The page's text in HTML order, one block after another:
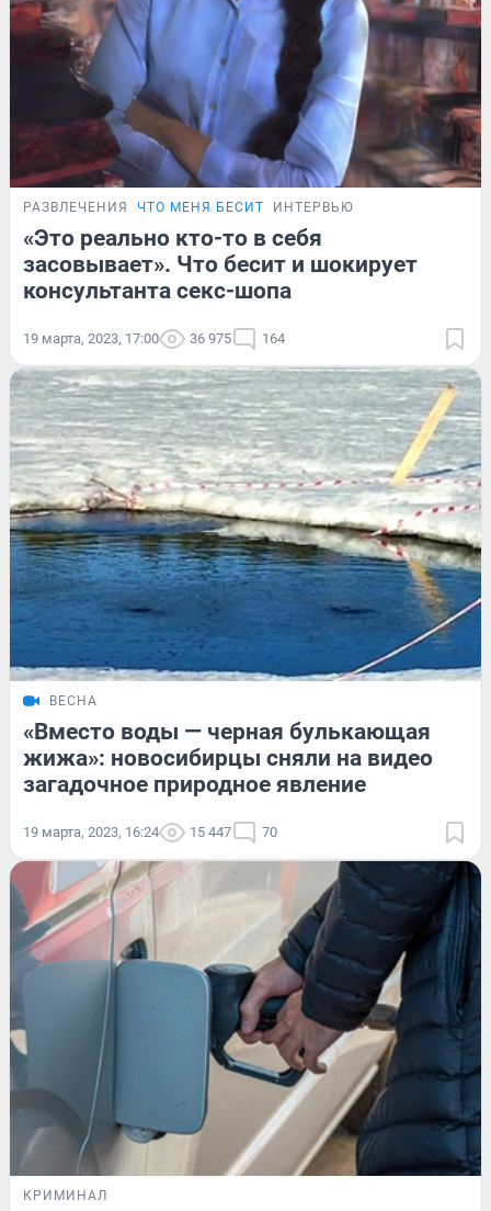
РАЗВЛЕЧЕНИЯ ЧТО МЕНЯ БЕСИТ ИНТЕРВЬЮ
«Это реально кто-то в себя
засовывает». Что бесит и шокирует
консультанта секс-шопа
19 марта, 2023, 17:00 36 975 164
ВЕСНА
«Вместо воды — черная булькающая
жижа»: новосибирцы сняли на видео
загадочное природное явление
19 марта, 2023, 16:24 15 447 70
КРИМИНАЛ